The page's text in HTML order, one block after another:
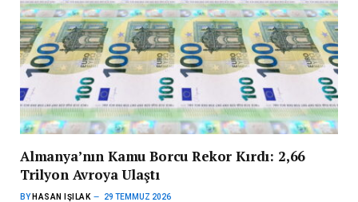
Almanya’nın Kamu Borcu Rekor Kırdı: 2,66
Trilyon Avroya Ulaştı
BY HASAN IŞILAK 29 TEMMUZ 2026